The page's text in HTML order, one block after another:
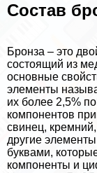
Состав
Бронза – это
состоящий из
основные
элементы
их более 2,5%
компонентов
свинец,
другие
буквами,
компоненты и